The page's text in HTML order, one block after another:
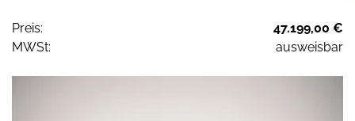
Preis:
47.199,00 €
MWSt:
ausweisbar